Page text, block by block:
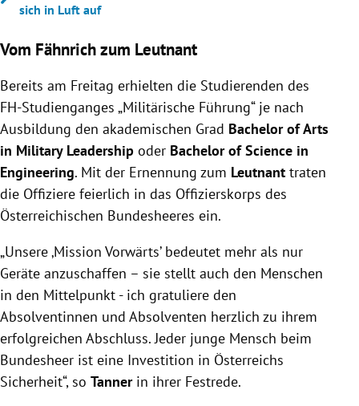
sich in Luft auf
Vom Fähnrich zum Leutnant
Bereits am Freitag erhielten die Studierenden des
FH-Studienganges „Militärische Führung“ je nach
Ausbildung den akademischen Grad Bachelor of Arts
in Military Leadership oder Bachelor of Science in
Engineering. Mit der Ernennung zum Leutnant traten
die Offiziere feierlich in das Offizierskorps des
Österreichischen Bundesheeres ein.
„Unsere ‚Mission Vorwärts’ bedeutet mehr als nur
Geräte anzuschaffen – sie stellt auch den Menschen
in den Mittelpunkt - ich gratuliere den
Absolventinnen und Absolventen herzlich zu ihrem
erfolgreichen Abschluss. Jeder junge Mensch beim
Bundesheer ist eine Investition in Österreichs
Sicherheit“, so Tannerin ihrer Festrede.